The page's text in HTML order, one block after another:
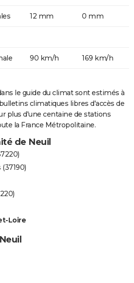
12 mm 0 mm
90 km/h 169 km/h
le guide du climat sont estimés à
climatiques libres d'accès de
plus d'une centaine de stations
la France Métropolitaine.
de Neuil
Loire